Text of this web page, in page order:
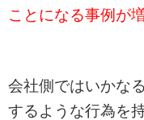
ことになる事例が
会社側ではいかな
するような行為を